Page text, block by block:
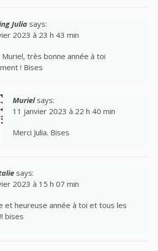
Julia says:
2023 à 23 h 43 min
Muriel, très bonne année à toi
! Bises
Muriel says:
11 janvier 2023 à 22 h 40 min
Merci Julia. Bises
says:
2023 à 15 h 07 min
et heureuse année à toi et tous les
bises